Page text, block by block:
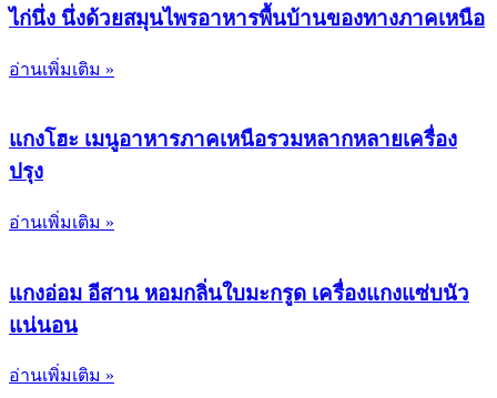
ไก่นึ่ง นึ่งด้วยสมุนไพรอาหารพื้นบ้านของทางภาคเหนือ
อ่านเพิ่มเติม »
แกงโฮะ เมนูอาหารภาคเหนือรวมหลากหลายเครื่อง
ปรุง
อ่านเพิ่มเติม »
แกงอ่อม อีสาน หอมกลิ่นใบมะกรูด เครื่องแกงแซ่บนัว
แน่นอน
อ่านเพิ่มเติม »